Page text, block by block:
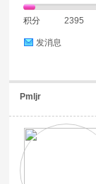
积分 2395
发消息
Pmljr